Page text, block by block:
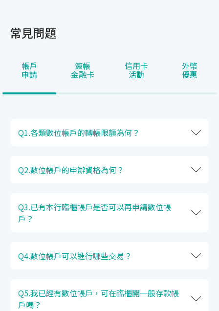
常見問題
帳戶
申請
簽帳
金融卡
信用卡
活動
外幣
優惠
Q1.各類數位帳戶的轉帳限額為何？
Q2.數位帳戶的申辦資格為何？
Q3.已有本行臨櫃帳戶是否可以再申請數位帳
戶？
Q4.數位帳戶可以進行哪些交易？
Q5.我已經有數位帳戶，可在臨櫃開一般存款帳
戶嗎？